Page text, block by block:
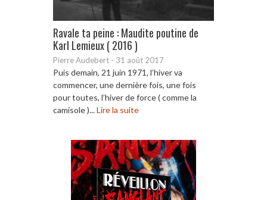
Ravale ta peine : Maudite poutine de
Karl Lemieux ( 2016 )
Pierre Audebert - 31 août 2017
Puis demain, 21 juin 1971, l’hiver va
commencer, une dernière fois, une fois
pour toutes, l’hiver de force ( comme la
camisole )...Lire la suite